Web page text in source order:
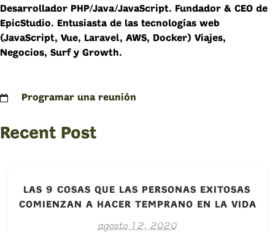
Desarrollador PHP/Java/JavaScript. Fundador & CEO de
EpicStudio. Entusiasta de las tecnologías web
(JavaScript, Vue, Laravel, AWS, Docker) Viajes,
Negocios, Surf y Growth.
Programar una reunión
Recent Post
LAS 9 COSAS QUE LAS PERSONAS EXITOSAS
COMIENZAN A HACER TEMPRANO EN LA VIDA
agosto 12, 2020